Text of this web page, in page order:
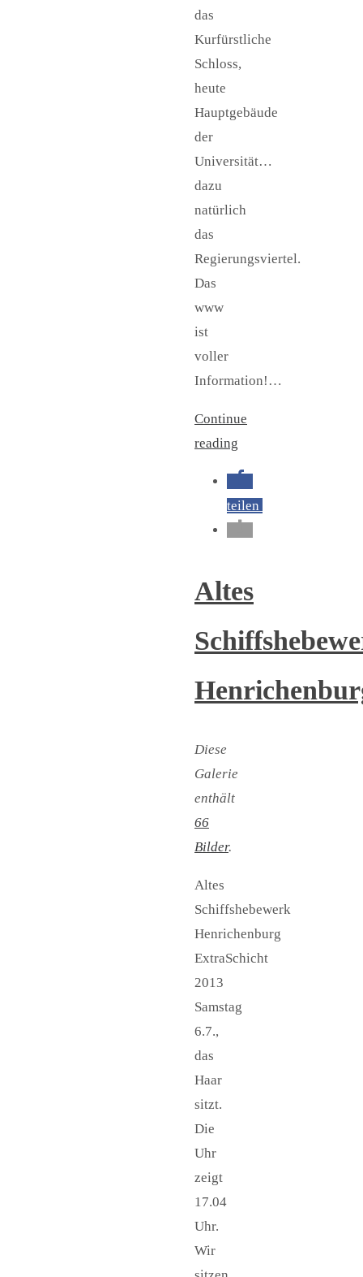
das
Kurfürstliche
Schloss,
heute
Hauptgebäude
der
Universität…
dazu
natürlich
das
Regierungsviertel.
Das
www
ist
voller
Information!…
Continue
reading
teilen
Altes
Diese
Galerie
enthält
66
Bilder.
Altes
Schiffshebewerk
Henrichenburg
ExtraSchicht
2013
Samstag
6.7.,
das
Haar
sitzt.
Die
Uhr
zeigt
17.04
Uhr.
Wir